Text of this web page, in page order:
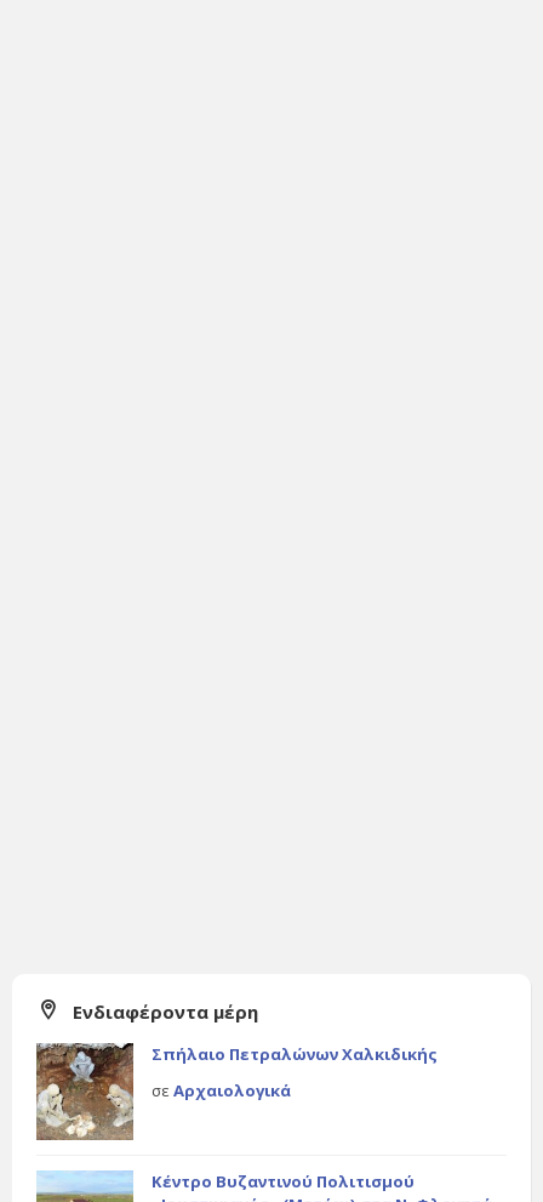
Ενδιαφέροντα μέρη
Σπήλαιο Πετραλώνων Χαλκιδικής
σε Αρχαιολογικά
Κέντρο Βυζαντινού Πολιτισμού